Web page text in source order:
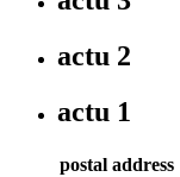
actu 2
actu 1
postal address